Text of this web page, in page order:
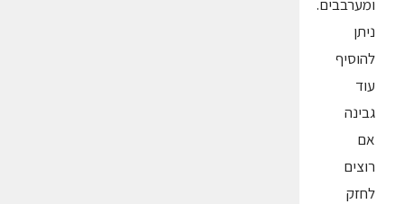
ומערבבים.
ניתן
להוסיף
עוד
גבינה
אם
רוצים
לחזק